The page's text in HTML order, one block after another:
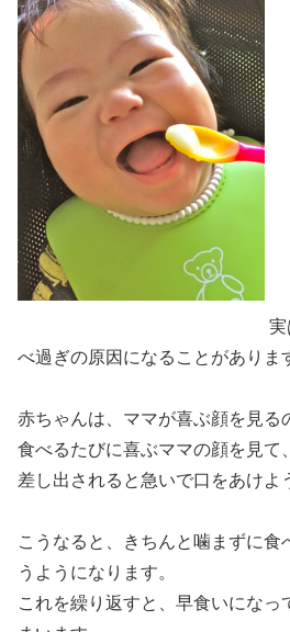
実
べ過ぎの原因になることがありま
赤ちゃんは、ママが喜ぶ顔を見る
食べるたびに喜ぶママの顔を見て
差し出されると急いで口をあけよ
こうなると、きちんと噛まずに食
うようになります。
これを繰り返すと、早食いになっ